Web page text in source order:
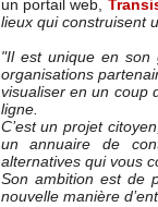
un portail web,
lieux qui construisent
"Il est unique en son
organisations
visualiser en un coup
ligne.
C’est un projet
un annuaire de
alternatives qui vous
Son ambition est de
nouvelle manière